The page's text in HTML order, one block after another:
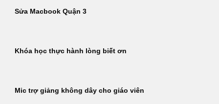
Sửa Macbook Quận 3
Khóa học thực hành lòng biết ơn
Mic trợ giảng không dây cho giáo viên